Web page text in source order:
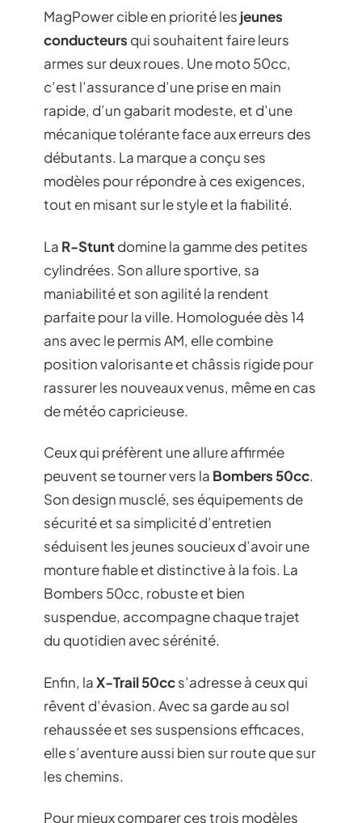
MagPower cible en priorité les jeunes
conducteurs qui souhaitent faire leurs
armes sur deux roues. Une moto 50cc,
c’est l’assurance d’une prise en main
rapide, d’un gabarit modeste, et d’une
mécanique tolérante face aux erreurs des
débutants. La marque a conçu ses
modèles pour répondre à ces exigences,
tout en misant sur le style et la fiabilité.
La R-Stuntdomine la gamme des petites
cylindrées. Son allure sportive, sa
maniabilité et son agilité la rendent
parfaite pour la ville. Homologuée dès 14
ans avec le permis AM, elle combine
position valorisante et châssis rigide pour
rassurer les nouveaux venus, même en cas
de météo capricieuse.
Ceux qui préfèrent une allure affirmée
peuvent se tourner vers la Bombers 50cc.
Son design musclé, ses équipements de
sécurité et sa simplicité d’entretien
séduisent les jeunes soucieux d’avoir une
monture fiable et distinctive à la fois. La
Bombers 50cc, robuste et bien
suspendue, accompagne chaque trajet
du quotidien avec sérénité.
Enfin, laX-Trail 50ccs’adresse à ceux qui
rêvent d’évasion. Avec sa garde au sol
rehaussée et ses suspensions efficaces,
elle s’aventure aussi bien sur route que sur
les chemins.
Pour mieux comparer ces trois modèles